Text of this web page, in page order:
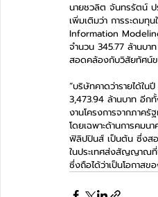
นายชวลิต จันทรรัตน์ ป
เพิ่มเติมว่า การระดมทุ
Information
จำนวน 345.77 ล้านบา
สอดคล้องกับวิสัยทัศน์ข
“บริษัทคาดว่ารายได้ใ
3,473.94 ล้านบาท อีก
งานโครงการจากภาค
โดยเฉพาะด้านการคม
ฟิลิปปินส์ เป็นต้น ซึ่งสอ
ในประเทศส่งสัญญาณที่
ซึ่งถือได้ว่าเป็นโอกาสข